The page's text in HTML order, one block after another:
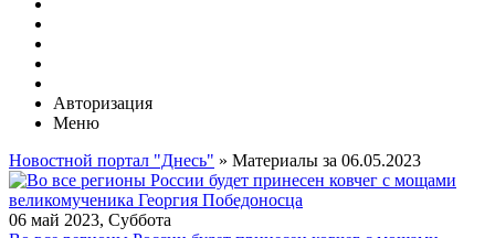
Авторизация
Меню
Новостной портал "Днесь" » Материалы за 06.05.2023
06 май 2023, Суббота